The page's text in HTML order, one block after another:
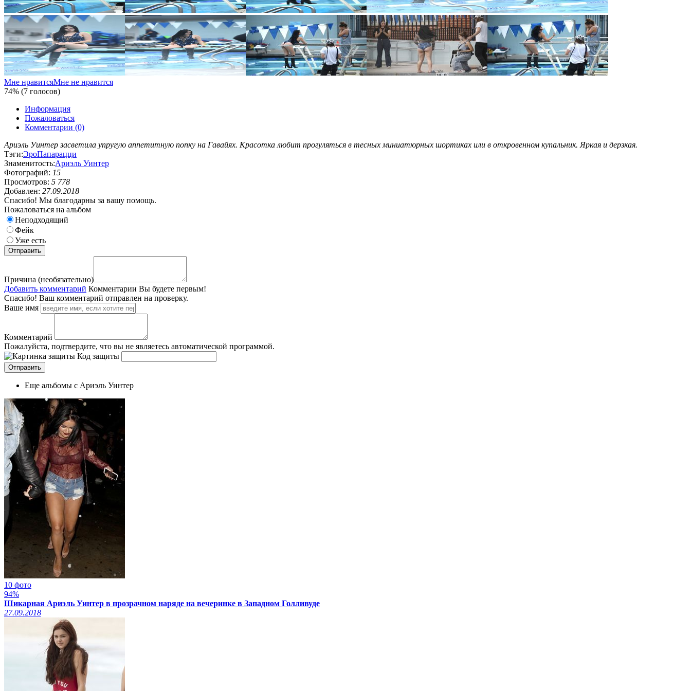
Мне нравитсяМне не нравится
74% (7 голосов)
Информация
Пожаловаться
Комментарии (0)
Ариэль Уинтер засветила упругую аппетитную попку на Гавайях. Красотка любит прогуляться в тесных миниатюрных шортиках или в откровенном купальник. Яркая и дерзкая.
Тэги:ЭроПапарацци
Знаменитость:Ариэль Уинтер
Фотографий: 15
Просмотров: 5 778
Добавлен: 27.09.2018
Спасибо! Мы благодарны за вашу помощь.
Пожаловаться на альбом
Неподходящий
Фейк
Уже есть
Причина (необязательно)
Добавить комментарий Комментарии Вы будете первым!
Спасибо! Ваш комментарий отправлен на проверку.
Ваше имя
Комментарий
Пожалуйста, подтвердите, что вы не являетесь автоматической программой.
Код защиты
Еще альбомы с Ариэль Уинтер
10 фото
94%
Шикарная Ариэль Уинтер в прозрачном наряде на вечеринке в Западном Голливуде
27.09.2018